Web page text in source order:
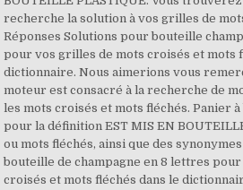
recherche la solution à vos grilles de
Réponses Solutions pour bouteille
pour vos grilles de mots croisés et mots
dictionnaire. Nous aimerions vous
moteur est consacré à la recherche de
les mots croisés et mots fléchés. Panier
pour la définition EST MIS EN
ou mots fléchés, ainsi que des
bouteille de champagne en 8 lettres
croisés et mots fléchés dans le